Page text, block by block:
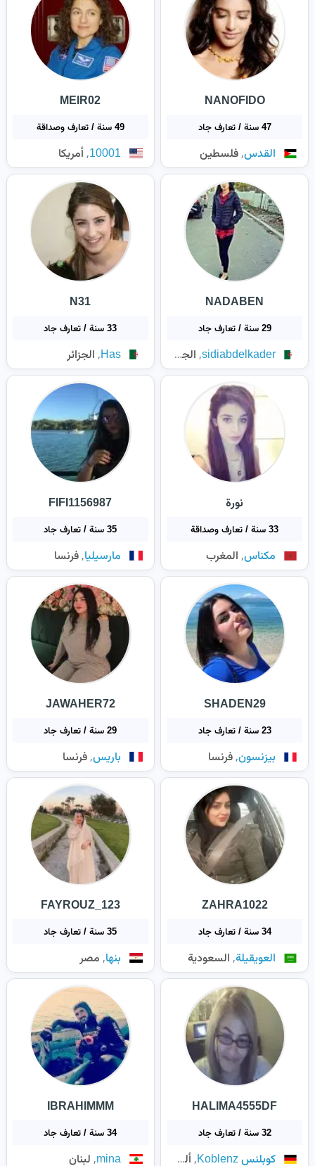
NANOFIDO
47 سنة / تعارف جاد
القدس,فلسطين
MEIR02
49 سنة / تعارف وصداقة
10001
, أمريكا
NADABEN
29 سنة / تعارف جاد
sidiabdelkader
, الجزائر
N31
33 سنة / تعارف جاد
Has
, الجزائر
نورة
33 سنة / تعارف وصداقة
مكناس, المغرب
FIFI1156987
35 سنة / تعارف جاد
مارسيليا, فرنسا
SHADEN29
23 سنة / تعارف جاد
بيزنسون,فرنسا
JAWAHER72
29 سنة / تعارف جاد
باريس, فرنسا
ZAHRA1022
34 سنة / تعارف جاد
العويقيلة, السعودية
FAYROUZ_123
35 سنة / تعارف جاد
بنها, مصر
HALIMA4555DF
32 سنة / تعارف جاد
كوبلنس Koblenz , ألمانيا
IBRAHIMMM
34 سنة / تعارف جاد
mina
, لبنان